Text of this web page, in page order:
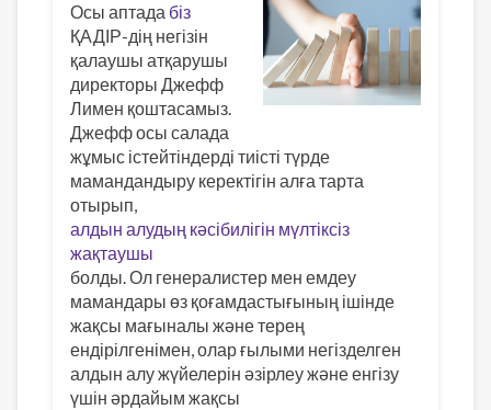
Осы аптада біз
ҚАДІР-дің негізін
қалаушы атқарушы
директоры Джефф
Лимен қоштасамыз.
Джефф осы салада
жұмыс істейтіндерді тиісті түрде
мамандандыру керектігін алға тарта
отырып,
алдын алудың кәсібилігін мүлтіксіз
жақтаушы
болды. Ол генералистер мен емдеу
мамандары өз қоғамдастығының ішінде
жақсы мағыналы және терең
ендірілгенімен, олар ғылыми негізделген
алдын алу жүйелерін әзірлеу және енгізу
үшін әрдайым жақсы